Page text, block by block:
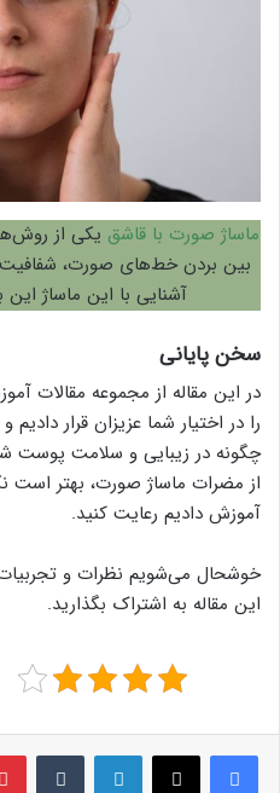
ماساژ صورت با قاشق یکی از
بین بردن خط‌های صورت،
آشنایی با این ماساژ
سخن پایانی
در این مقاله از مجموعه مقالات
را در اختیار شما عزیزان قرار
چگونه در زیبایی و سلامت پوست
از مضرات ماساژ صورت، بهتر است
آموزش دادیم رعایت کنید.
خوشحال می‌شویم نظرات و تجربیات
این مقاله به اشتراک بگذارید.
لینکدین ‫تامبلر